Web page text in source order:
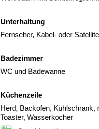
Unterhaltung
Fernseher, Kabel- oder
Badezimmer
WC und Badewanne
Küchenzeile
Herd, Backofen, Kühlschrank,
Toaster, Wasserkocher